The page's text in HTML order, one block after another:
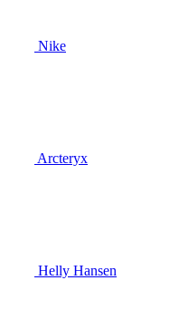
Nike
Arcteryx
Helly Hansen